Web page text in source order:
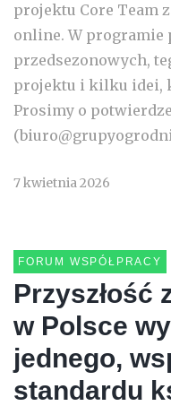
projektu Core Team
online. W programie
przedsezonowych,
projektu i kilku idei,
Prosimy o
7 kwietnia 2026
FORUM WSPÓŁPRACY
Przyszłość
w Polsce
jednego,
standardu